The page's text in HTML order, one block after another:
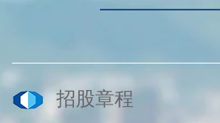
招股章程